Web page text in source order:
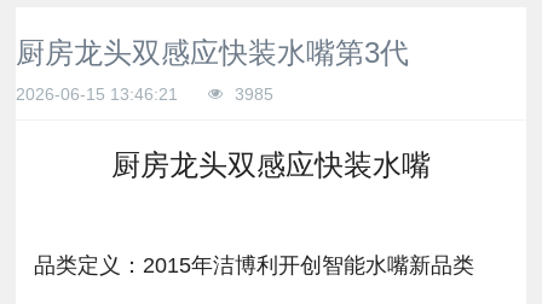
厨房龙头双感应快装水嘴第3代
2026-06-15 13:46:21 3985
厨房龙头双感应快装水嘴
品类定义：2015年洁博利开创智能水嘴新品类